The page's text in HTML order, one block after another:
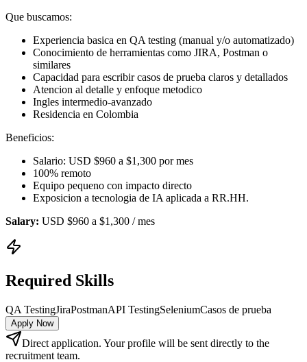
Que buscamos:
Experiencia basica en QA testing (manual y/o automatizado)
Conocimiento de herramientas como JIRA, Postman o
similares
Capacidad para escribir casos de prueba claros y detallados
Atencion al detalle y enfoque metodico
Ingles intermedio-avanzado
Residencia en Colombia
Beneficios:
Salario: USD $960 a $1,300 por mes
100% remoto
Equipo pequeno con impacto directo
Exposicion a tecnologia de IA aplicada a RR.HH.
Salary: USD $960 a $1,300 / mes
Required Skills
QA TestingJiraPostmanAPI TestingSeleniumCasos de prueba
Apply Now
Direct application. Your profile will be sent directly to the
recruitment team.